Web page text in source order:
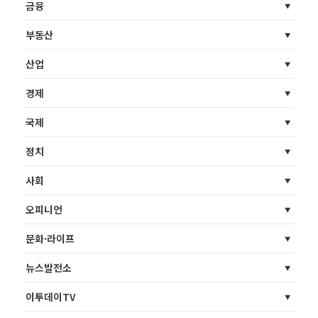
금융
부동산
산업
경제
국제
정치
사회
오피니언
문화·라이프
뉴스발전소
이투데이TV